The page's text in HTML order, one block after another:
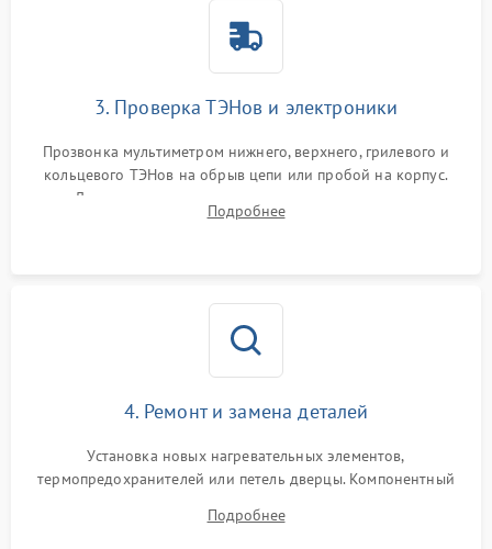
3. Проверка ТЭНов и электроники
Прозвонка мультиметром нижнего, верхнего, грилевого и
кольцевого ТЭНов на обрыв цепи или пробой на корпус.
Диагностика термостата, датчиков температуры,
переключателя режимов и мотора конвекции.
Подробнее
4. Ремонт и замена деталей
Установка новых нагревательных элементов,
термопредохранителей или петель дверцы. Компонентный
выгоревших реле, восстановление контактов и замена
Подробнее